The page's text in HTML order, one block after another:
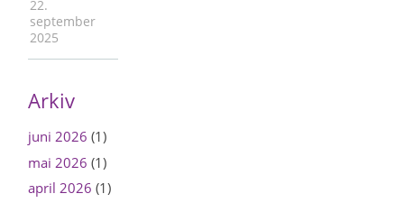
22.
september
2025
Arkiv
juni 2026 (1)
mai 2026 (1)
april 2026 (1)